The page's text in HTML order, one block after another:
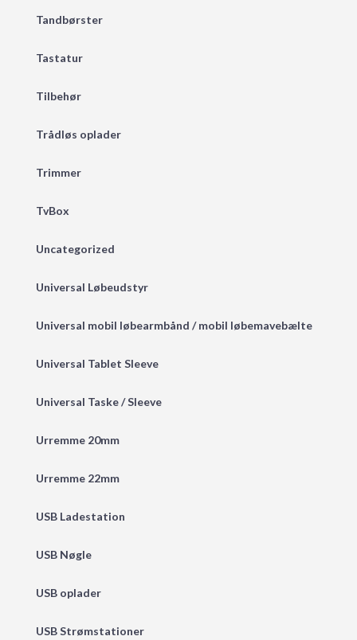
Tandbørster
Tastatur
Tilbehør
Trådløs oplader
Trimmer
TvBox
Uncategorized
Universal Løbeudstyr
Universal mobil løbearmbånd / mobil løbemavebælte
Universal Tablet Sleeve
Universal Taske / Sleeve
Urremme 20mm
Urremme 22mm
USB Ladestation
USB Nøgle
USB oplader
USB Strømstationer